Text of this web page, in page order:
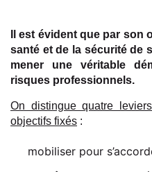
Il est évident que par
santé et de la sécurité de
mener une véritable
risques professionnels.
On distingue quatre
objectifs fixés :
mobiliser pour